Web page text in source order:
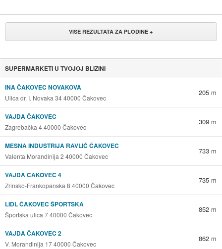
VIŠE REZULTATA ZA PLODINE +
SUPERMARKETI U TVOJOJ BLIZINI
INA ČAKOVEC NOVAKOVA
Ulica dr. I. Novaka 34 40000 Čakovec
205 m
VAJDA ČAKOVEC
Zagrebačka 4 40000 Čakovec
309 m
MESNA INDUSTRIJA RAVLIĆ ČAKOVEC
Valenta Morandinija 2 40000 Čakovec
733 m
VAJDA ČAKOVEC 4
Zrinsko-Frankopanska 8 40000 Čakovec
735 m
LIDL ČAKOVEC ŠPORTSKA
Športska ulica 7 40000 Čakovec
852 m
VAJDA ČAKOVEC 2
V. Morandinija 17 40000 Čakovec
862 m